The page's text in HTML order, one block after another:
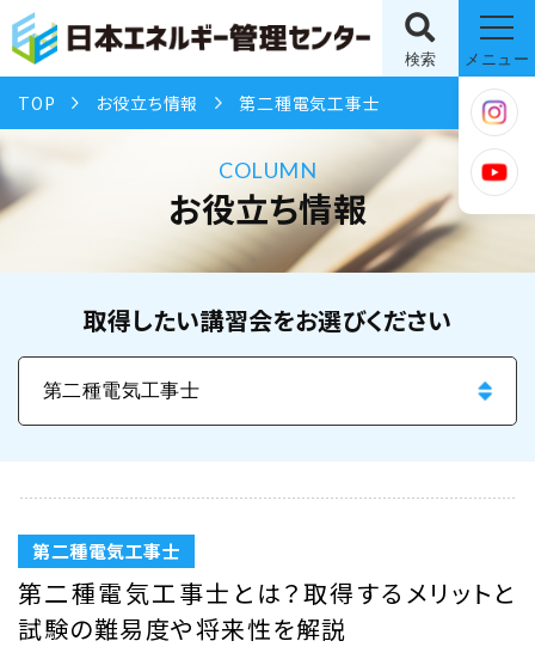
検索 メニュー
TOP お役立ち情報 第二種電気工事士
COLUMN
お役立ち情報
取得したい講習会をお選びください
第二種電気工事士
第二種電気工事士とは？取得するメリットと
試験の難易度や将来性を解説